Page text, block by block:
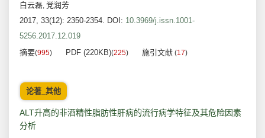
白云磊, 党润芳
2017, 33(12): 2350-2354. DOI: 10.3969/j.issn.1001-
5256.2017.12.019
摘要(995) PDF (220KB)(225) 施引文献 (17)
论著_其他
ALT升高的非酒精性脂肪性肝病的流行病学特征及其危险因素
分析